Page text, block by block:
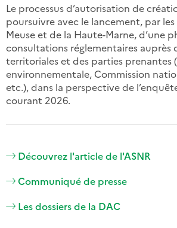
Le processus d’autorisation de
poursuivre avec le lancement, par
Meuse et de la Haute-Marne, d’une
consultations réglementaires auprès
territoriales et des parties prenantes
environnementale, Commission
etc.), dans la perspective de
courant 2026.
Découvrez l'article de l'ASNR
Communiqué de presse
Les dossiers de la DAC